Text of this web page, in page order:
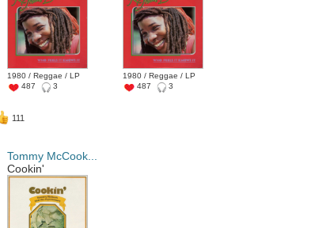
1980 / Reggae / LP
487
3
1980 / Reggae / LP
487
3
111
Tommy McCook...
Cookin'